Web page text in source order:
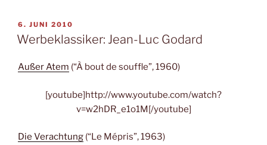
VERÖFFENTLICHT
AM
6. JUNI 2010
Werbeklassiker: Jean-Luc Godard
Außer Atem (“À bout de souffle”, 1960)
[youtube]http://www.youtube.com/watch?
v=w2hDR_e1o1M[/youtube]
Die Verachtung (“Le Mépris”, 1963)